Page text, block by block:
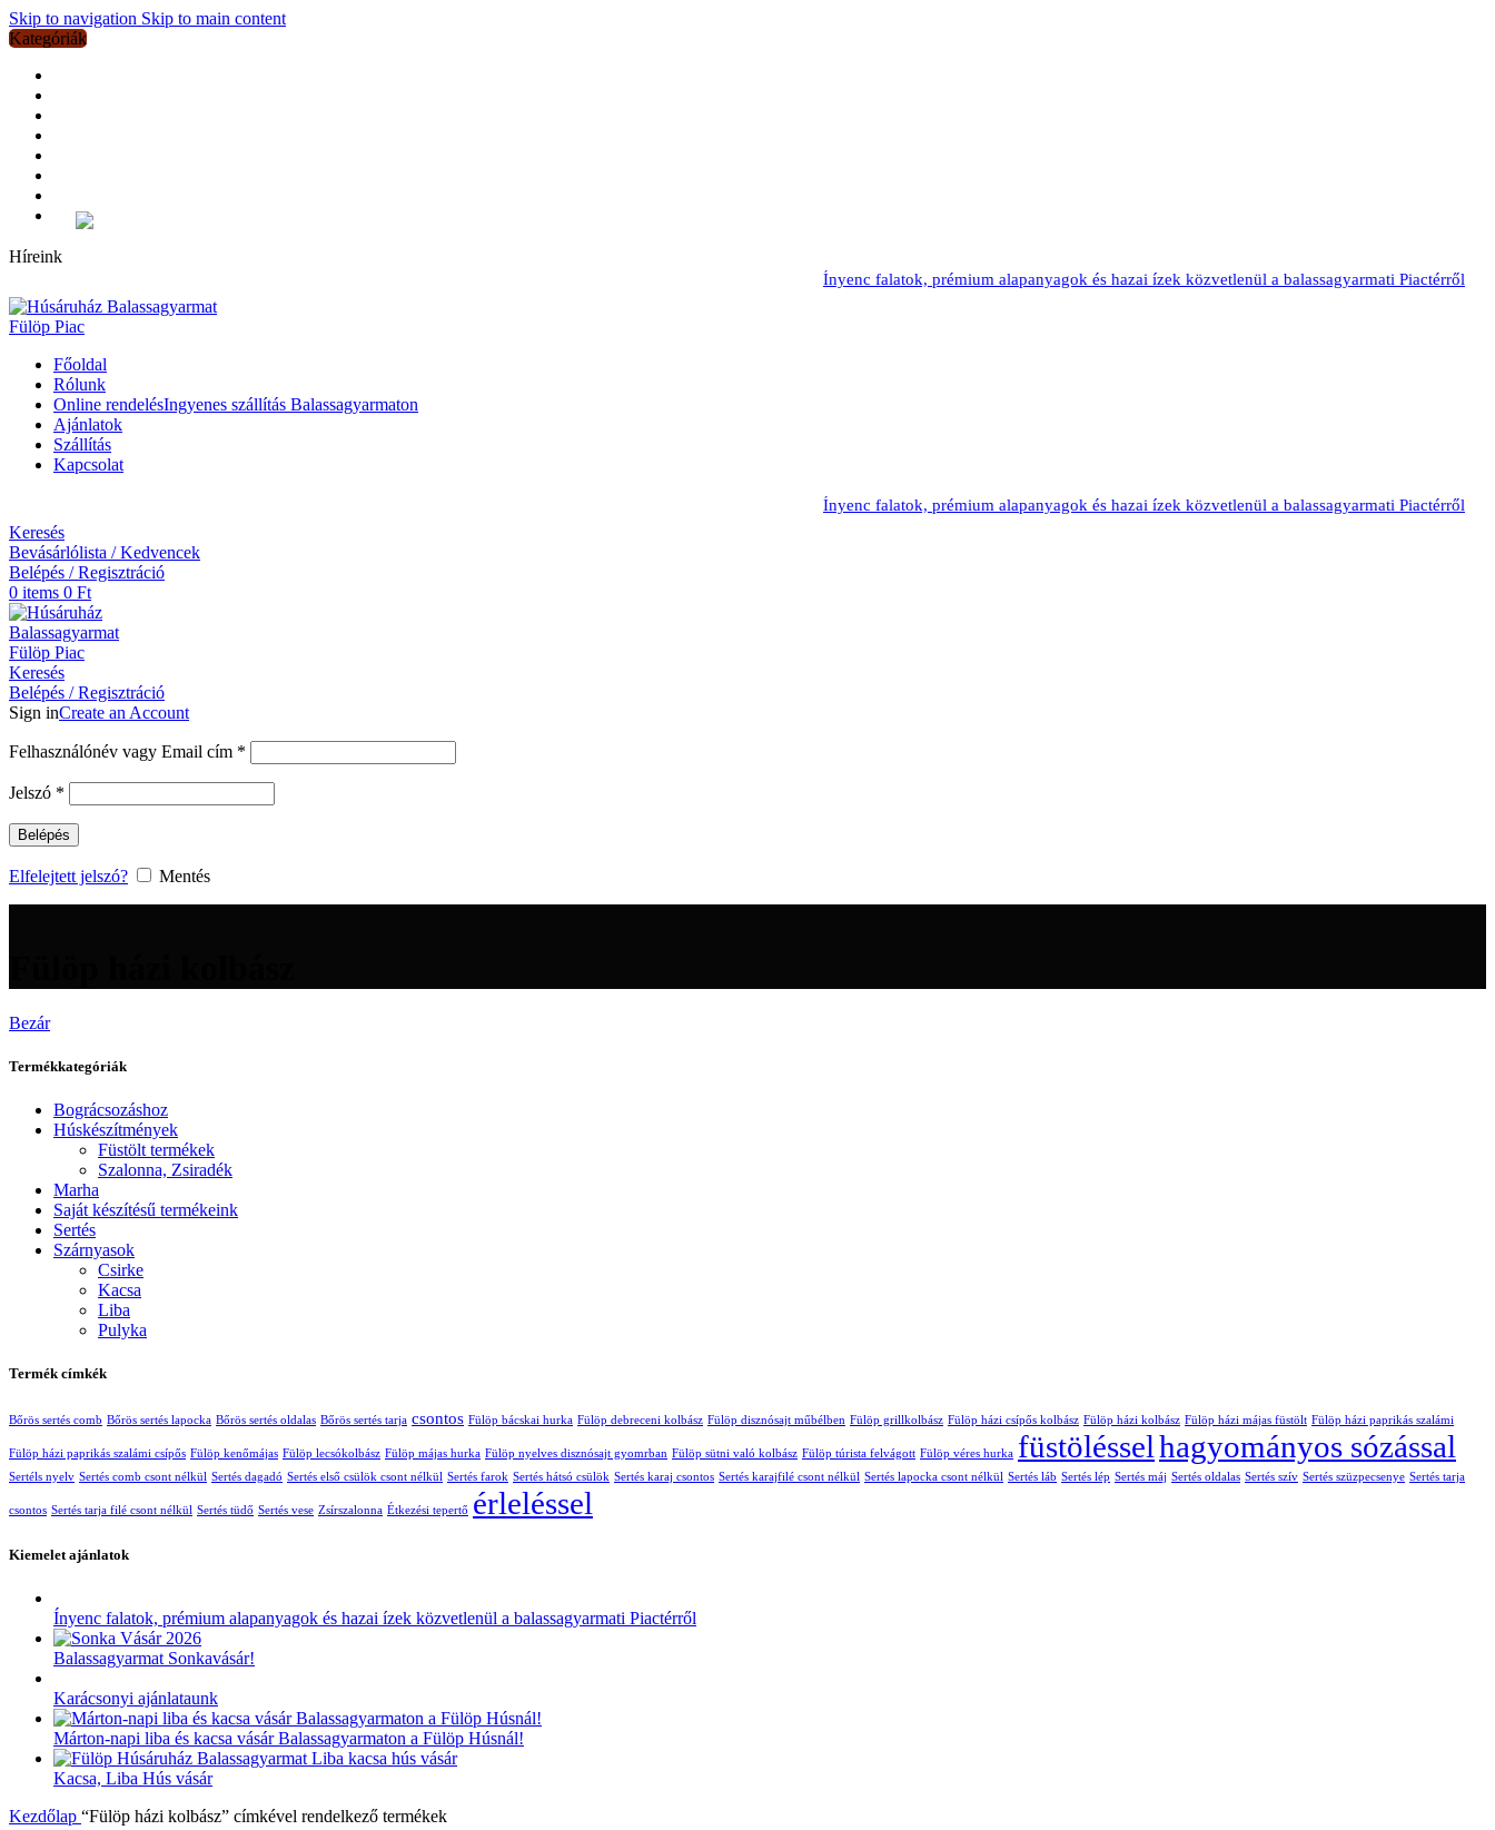
Skip to navigation Skip to main content
Kategóriák
Híreink
Ínyenc falatok, prémium alapanyagok és hazai ízek közvetlenül a balassagyarmati Piactérről
Főoldal
Rólunk
Online rendelésIngyenes szállítás Balassagyarmaton
Ajánlatok
Szállítás
Kapcsolat
Ínyenc falatok, prémium alapanyagok és hazai ízek közvetlenül a balassagyarmati Piactérről
Keresés
Bevásárlólista / Kedvencek
Belépés / Regisztráció
0 items 0 Ft
Keresés
Belépés / Regisztráció
Sign inCreate an Account
Felhasználónév vagy Email cím *
Jelszó *
Belépés
Elfelejtett jelszó? Mentés
Bezár
Termékkategóriák
Bográcsozáshoz
Húskészítmények
Füstölt termékek
Szalonna, Zsiradék
Marha
Saját készítésű termékeink
Sertés
Szárnyasok
Csirke
Kacsa
Liba
Pulyka
Termék címkék
Bőrös sertés comb Bőrös sertés lapocka Bőrös sertés oldalas Bőrös sertés tarja csontos Fülöp bácskai hurka Fülöp debreceni kolbász Fülöp disznósajt műbélben Fülöp grillkolbász Fülöp házi csípős kolbász Fülöp házi kolbász Fülöp házi májas füstölt Fülöp házi paprikás szalámi
Fülöp házi paprikás szalámi csípős Fülöp kenőmájas Fülöp lecsókolbász Fülöp májas hurka Fülöp nyelves disznósajt gyomrban Fülöp sütni való kolbász Fülöp túrista felvágott Fülöp véres hurka füstölésselhagyományos sózással
Sertéls nyelv Sertés comb csont nélkül Sertés dagadó Sertés első csülök csont nélkül Sertés farok Sertés hátsó csülök Sertés karaj csontos Sertés karajfilé csont nélkül Sertés lapocka csont nélkül Sertés láb Sertés lép Sertés máj Sertés oldalas Sertés szív Sertés szüzpecsenye Sertés tarja
csontos Sertés tarja filé csont nélkül Sertés tüdő Sertés vese Zsírszalonna Étkezési tepertő érleléssel
Kiemelet ajánlatok
Ínyenc falatok, prémium alapanyagok és hazai ízek közvetlenül a balassagyarmati Piactérről
Balassagyarmat Sonkavásár!
Karácsonyi ajánlataunk
Márton-napi liba és kacsa vásár Balassagyarmaton a Fülöp Húsnál!
Kacsa, Liba Hús vásár
Kezdőlap “Fülöp házi kolbász” címkével rendelkező termékek